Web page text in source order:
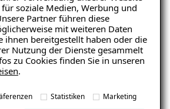
soziale Medien, Werbung und
Partner führen diese
mit weiteren Daten
ihnen bereitgestellt haben oder die
Nutzung der Dienste gesammelt
zu Cookies finden Sie in unseren
.
Statistiken Marketing
Wohnraum